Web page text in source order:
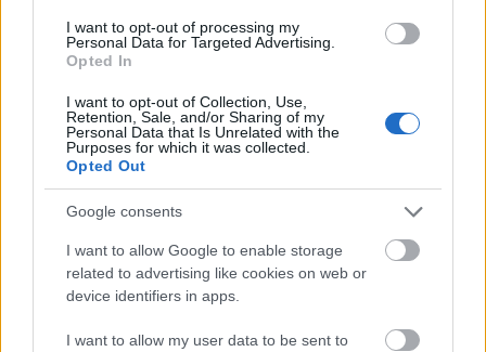
I want to opt-out of processing my
Personal Data for Targeted Advertising.
Opted In
I want to opt-out of Collection, Use,
Retention, Sale, and/or Sharing of my
Personal Data that Is Unrelated with the
Purposes for which it was collected.
Opted Out
Google consents
I want to allow Google to enable storage
related to advertising like cookies on web or
device identifiers in apps.
I want to allow my user data to be sent to